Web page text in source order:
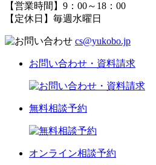
【営業時間】9：00～18：00
【定休日】毎週水曜日
cs@yukobo.jp
お問い合わせ・資料請求
無料相談予約
オンライン相談予約